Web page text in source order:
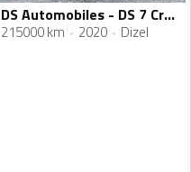
DS Automobiles - DS 7 Crossback - OPERA - 2.0 180 KS
215000 km 2020 Dizel